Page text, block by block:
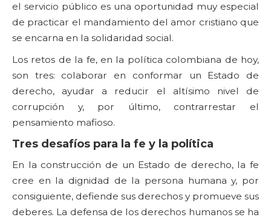
el servicio público es una oportunidad muy especial
de practicar el mandamiento del amor cristiano que
se encarna en la solidaridad social.
Los retos de la fe, en la política colombiana de hoy,
son tres: colaborar en conformar un Estado de
derecho, ayudar a reducir el altísimo nivel de
corrupción y, por último, contrarrestar el
pensamiento mafioso.
Tres desafíos para la fe y la política
En la construcción de un Estado de derecho, la fe
cree en la dignidad de la persona humana y, por
consiguiente, defiende sus derechos y promueve sus
deberes. La defensa de los derechos humanos se ha